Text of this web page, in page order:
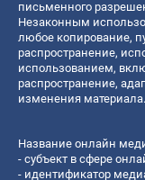
письменного
Незаконным
любое копирование,
распространение,
использованием,
распространение,
изменения материала.
Название онлайн
- субъект в сфере
- идентификатор